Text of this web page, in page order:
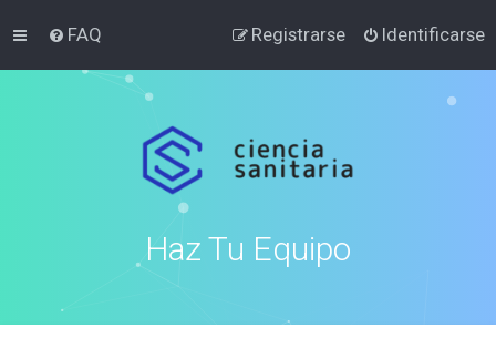
FAQ Identificarse
Registrarse
Haz Tu Equipo